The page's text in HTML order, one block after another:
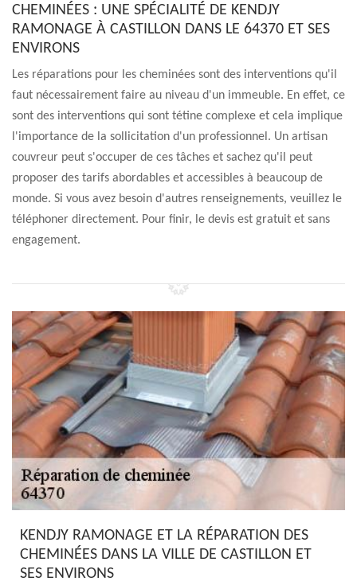
CHEMINÉES : UNE SPÉCIALITÉ DE KENDJY
RAMONAGE À CASTILLON DANS LE 64370 ET SES
ENVIRONS
Les réparations pour les cheminées sont des interventions qu'il
faut nécessairement faire au niveau d'un immeuble. En effet, ce
sont des interventions qui sont tétine complexe et cela implique
l'importance de la sollicitation d'un professionnel. Un artisan
couvreur peut s'occuper de ces tâches et sachez qu'il peut
proposer des tarifs abordables et accessibles à beaucoup de
monde. Si vous avez besoin d'autres renseignements, veuillez le
téléphoner directement. Pour finir, le devis est gratuit et sans
engagement.
KENDJY RAMONAGE ET LA RÉPARATION DES
CHEMINÉES DANS LA VILLE DE CASTILLON ET
SES ENVIRONS